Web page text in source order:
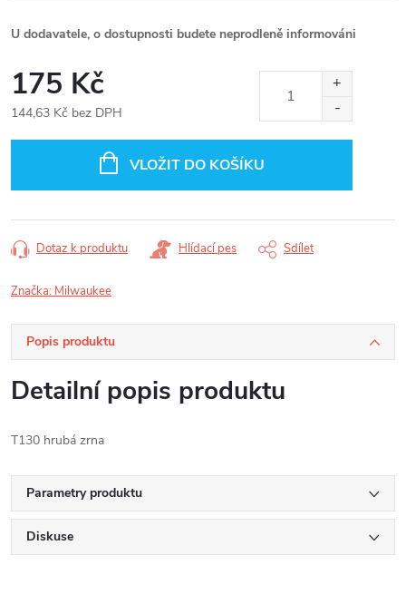
U dodavatele, o dostupnosti budete neprodleně informováni
175 Kč
144,63 Kč bez DPH
VLOŽIT DO KOŠÍKU
Dotaz k produktu Hlídací pes Sdílet
Značka: Milwaukee
Popis produktu
Detailní popis produktu
T130 hrubá zrna
Parametry produktu
Diskuse